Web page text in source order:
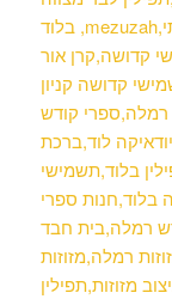
בלוד ,mezuzah,פרשיות תפילין,שמע ישראל תפילין,בתי
קדושה,קרן אור
קדושה קניון
רמלה,ספרי קודש
לוד,ברכת
בלוד,תשמישי
בלוד,חנות ספרי
רמלה,בית חבד
רמלה,מזוזות
מזוזות,תפילין